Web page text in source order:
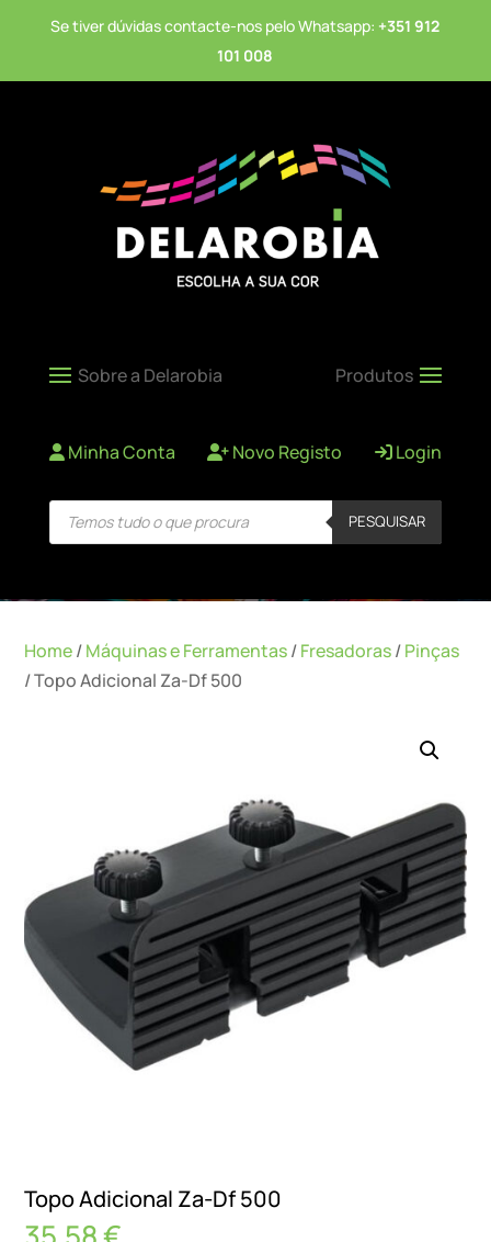
Se tiver dúvidas contacte-nos pelo Whatsapp: +351 912
101 008
Minha Conta Novo Registo Login
Products
search PESQUISAR
Home/Máquinas e Ferramentas/Fresadoras/Pinças
/ Topo Adicional Za-Df 500
Topo Adicional Za-Df 500